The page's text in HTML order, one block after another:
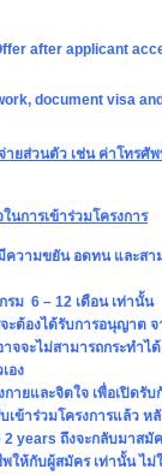
after applicant
document visa
ยส่วนตัว เช่น ค่าโทรศั
นการเข้าร่วมโครงการ
วามขยัน อดทน และส
รม 6 – 12 เดือน เท่านั้น
ต้องได้รับการอนุญาต
จจะไม่สามารถกระทำ
อง
ายและจิตใจ เพื่อเปิดรั
ข้าร่วมโครงการแล้ว ห
years ถึงจะกลับมาสมั
ให้กับผู้สมัคร เท่านั้น ไ